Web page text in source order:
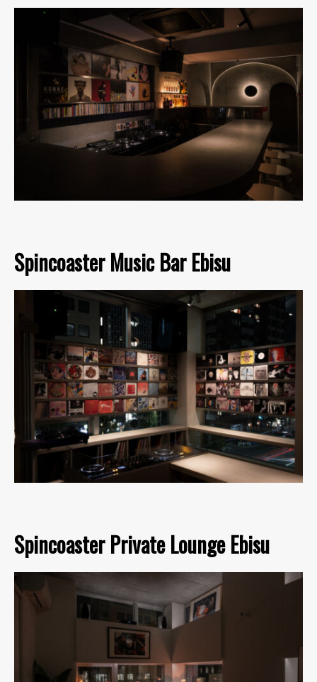
Spincoaster Music Bar Ebisu
Spincoaster Private Lounge Ebisu